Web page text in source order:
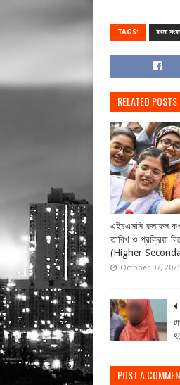
TAGS: বাংলা
RELATED POSTS
এইচএসসি ফলাফল
তারিখ ও প্রক্রিয়া
(Higher
October 07,
POST A